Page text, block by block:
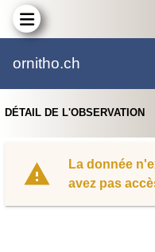
ornitho.ch
DÉTAIL DE L'OBSERVATION
La donnée
avez pas